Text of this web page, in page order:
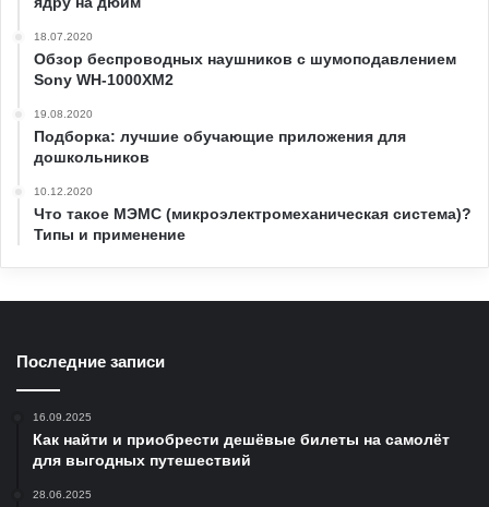
18.07.2020
Обзор беспроводных наушников с шумоподавлением
Sony WH-1000XM2
19.08.2020
Подборка: лучшие обучающие приложения для
дошкольников
10.12.2020
Что такое МЭМС (микроэлектромеханическая система)?
Типы и применение
Последние записи
16.09.2025
Как найти и приобрести дешёвые билеты на самолёт
для выгодных путешествий
28.06.2025